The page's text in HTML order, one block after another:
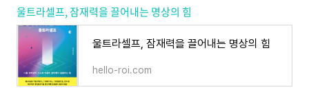
울트라셀프, 잠재력을 끌어내는 명상의 힘
울트라셀프, 잠재력을 끌어내는 명상의 힘
hello-roi.com